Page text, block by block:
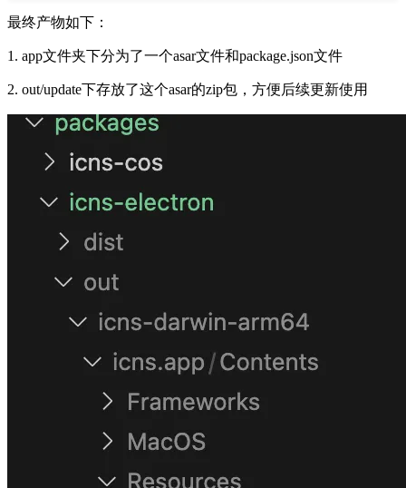
最终产物如下：
1. app文件夹下分为了一个asar文件和package.json文件
2. out/update下存放了这个asar的zip包，方便后续更新使用